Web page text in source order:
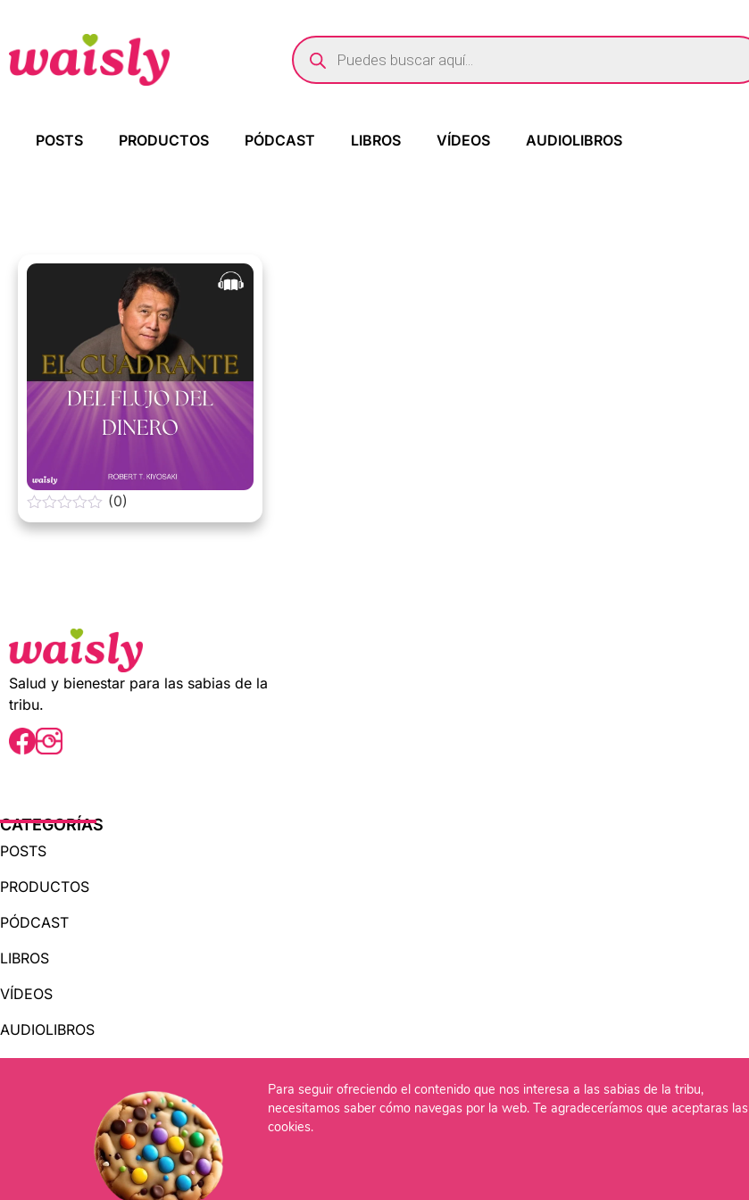
POSTS PRODUCTOS PÓDCAST LIBROS VÍDEOS AUDIOLIBROS
0
o
(0)
Salud y bienestar para las sabias de la
tribu.
CATEGORÍAS
POSTS
PRODUCTOS
PÓDCAST
LIBROS
VÍDEOS
AUDIOLIBROS
OTRAS PÁGINAS
QUIÉNES SOMOS
Para seguir ofreciendo el contenido que nos interesa a las sabias de la tribu,
necesitamos saber cómo navegas por la web. Te agradeceríamos que aceptaras las
cookies.